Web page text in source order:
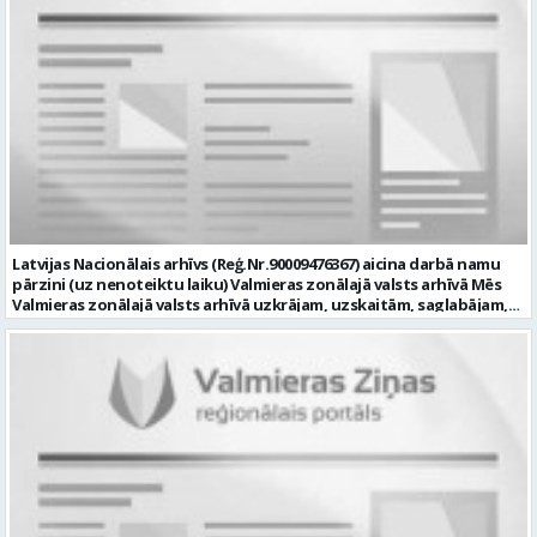
datortīklus un programmatūru, novērst kļūmes to darbībā;
kontrolēt ārējo pakalpojumu sniedzēju darbu izpildi Pašvaldības
iestādēs infrastruktūras uzturēšanā; sagatavot priekšlikumus par
IKT nomaiņu un efektīvāku izmantošanu; un ja Tev ir: vismaz vidējā
profesionālā izglītība informācijas tehnoloģiju jomā; darba
pieredze (ar informācijas tehnoloģijām saistītā jomā); izpratne par
datortehnikas un biroja tehnikas uzbūvi un problēmu risināšanas
secību; izpratne par datortīkla uzbūvi, tīkla iekārtu darbības
principiem; valsts valodas prasmes atbilstoši Valsts valodas likuma
prasībām; kompetences: ļoti labas organizatoriskās un saskarsmes
spējas, argumentācijas prasme; prasme patstāvīgi pieņemt
lēmumus; analītiskās spējas; augsta atbildības sajūta; precizitāte;
un piedāvāt jaunus risinājumus; mēs piedāvājam: dinamisku,
interesantu un atbildīgu darbu un ideju īstenošanas iespējas uz
attīstību vērstā Pašvaldībā; pamatalgu pārbaudes laikā 1258,- EUR
pirms nodokļu nomaksas, pēc pārbaudes laika 1310,- EUR pirms
nodokļu nomaksas; iespēju saņemt atvaļinājuma pabalstu darba un
dzīves līdzsvaram par labu darba sniegumu; darba devēja
līdzfinansētu veselības apdrošināšanu pēc pārbaudes laika beigām,
kā arī citas sociālās garantijas/labumus atbilstoši darba rezultātam
un normatīvajos aktos noteiktajam; profesionālās pilnveidošanās
un izaugsmes iespējas zinošu un atsaucīgu kolēģu komandā. CV,
burtu lielumu “11”) un izglītības dokumenta kopiju, lūdzam iesniegt
elektroniski, nosūtot uz personals@valmierasnovads.lv vai
Latvijas Nacionālais arhīvs (Reģ.Nr.90009476367) aicina darbā namu
pārzini (uz nenoteiktu laiku) Valmieras zonālajā valsts arhīvā Mēs
Valmieras zonālajā valsts arhīvā uzkrājam, uzskaitām, saglabājam,
darām pieejamu un popularizējam nacionālo dokumentāro
Valkas, Smiltenes un Limbažu novadi. Aicinām savai komandai
pievienoties čaklu, rūpīgu un atbildīgu kolēģi namu pārziņa amatā,
kurš rūpētos par mūsu darba vietu Valmierā, Cempu ielā 13. Piesakies
un pievienojies mūsu kolektīvam! Mums ir svarīgi, lai Tev ir: • vismaz
vidējā vai vidējā profesionālā izglītība; • profesionāla pieredze
saimniecisko darbu veikšanā, vēlams ēku vai namu
apsaimniekošanas jomā; • labas iemaņas darbā ar datoru (MS Office,
tīmekļa pārlūkprogrammās, e pasts); • valsts valodas prasmes
vismaz B2 līmenī; • prasme plānot un organizēt savu darbu,